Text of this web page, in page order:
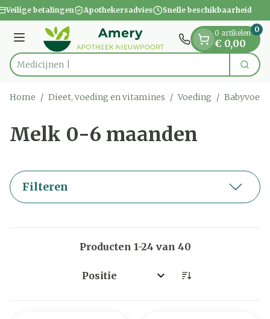
Ga naar de inhoud
1 van 1
Veilige betalingen Apothekersadvies Snelle beschikbaarheid
Menu
Product, merk, categorie... Zoek
0 artikelen
€ 0,00
0
Home / Dieet, voeding en vitamines / Voeding /
Melk 0-6 maanden
Filteren
Producten 1-24 van 40
Sorteer op: